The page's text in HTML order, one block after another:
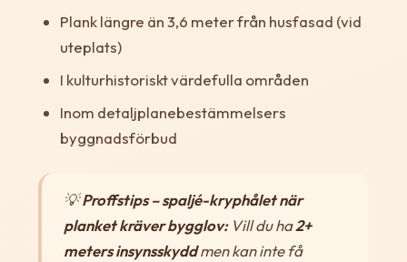
Plank längre än 3,6 meter från husfasad (vid
uteplats)
I kulturhistoriskt värdefulla områden
Inom detaljplanebestämmelsers
byggnadsförbud
💡Proffstips – spaljé-kryphålet när
planket kräver bygglov:Vill du ha2+
meters insynsskyddmen kan inte få